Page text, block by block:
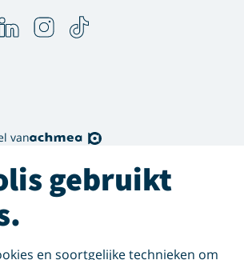
van
gebruikt
en soortgelijke technieken om